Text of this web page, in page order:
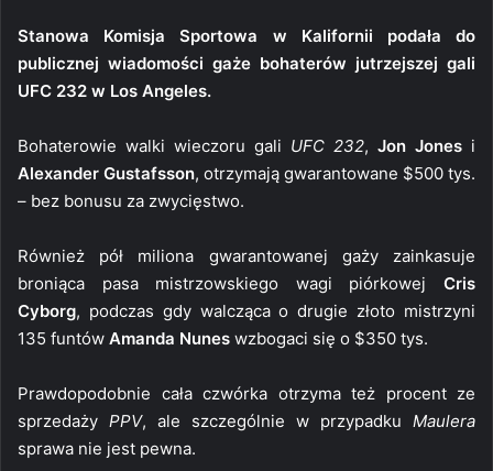
Stanowa Komisja Sportowa w Kalifornii podała do
publicznej wiadomości gaże bohaterów jutrzejszej gali
UFC 232 w Los Angeles.
Bohaterowie walki wieczoru gali UFC 232, Jon Jones i
Alexander Gustafsson, otrzymają gwarantowane $500 tys.
– bez bonusu za zwycięstwo.
Również pół miliona gwarantowanej gaży zainkasuje
broniąca pasa mistrzowskiego wagi piórkowej Cris
Cyborg, podczas gdy walcząca o drugie złoto mistrzyni
135 funtów Amanda Nunes wzbogaci się o $350 tys.
Prawdopodobnie cała czwórka otrzyma też procent ze
sprzedaży PPV, ale szczególnie w przypadku Maulera
sprawa nie jest pewna.